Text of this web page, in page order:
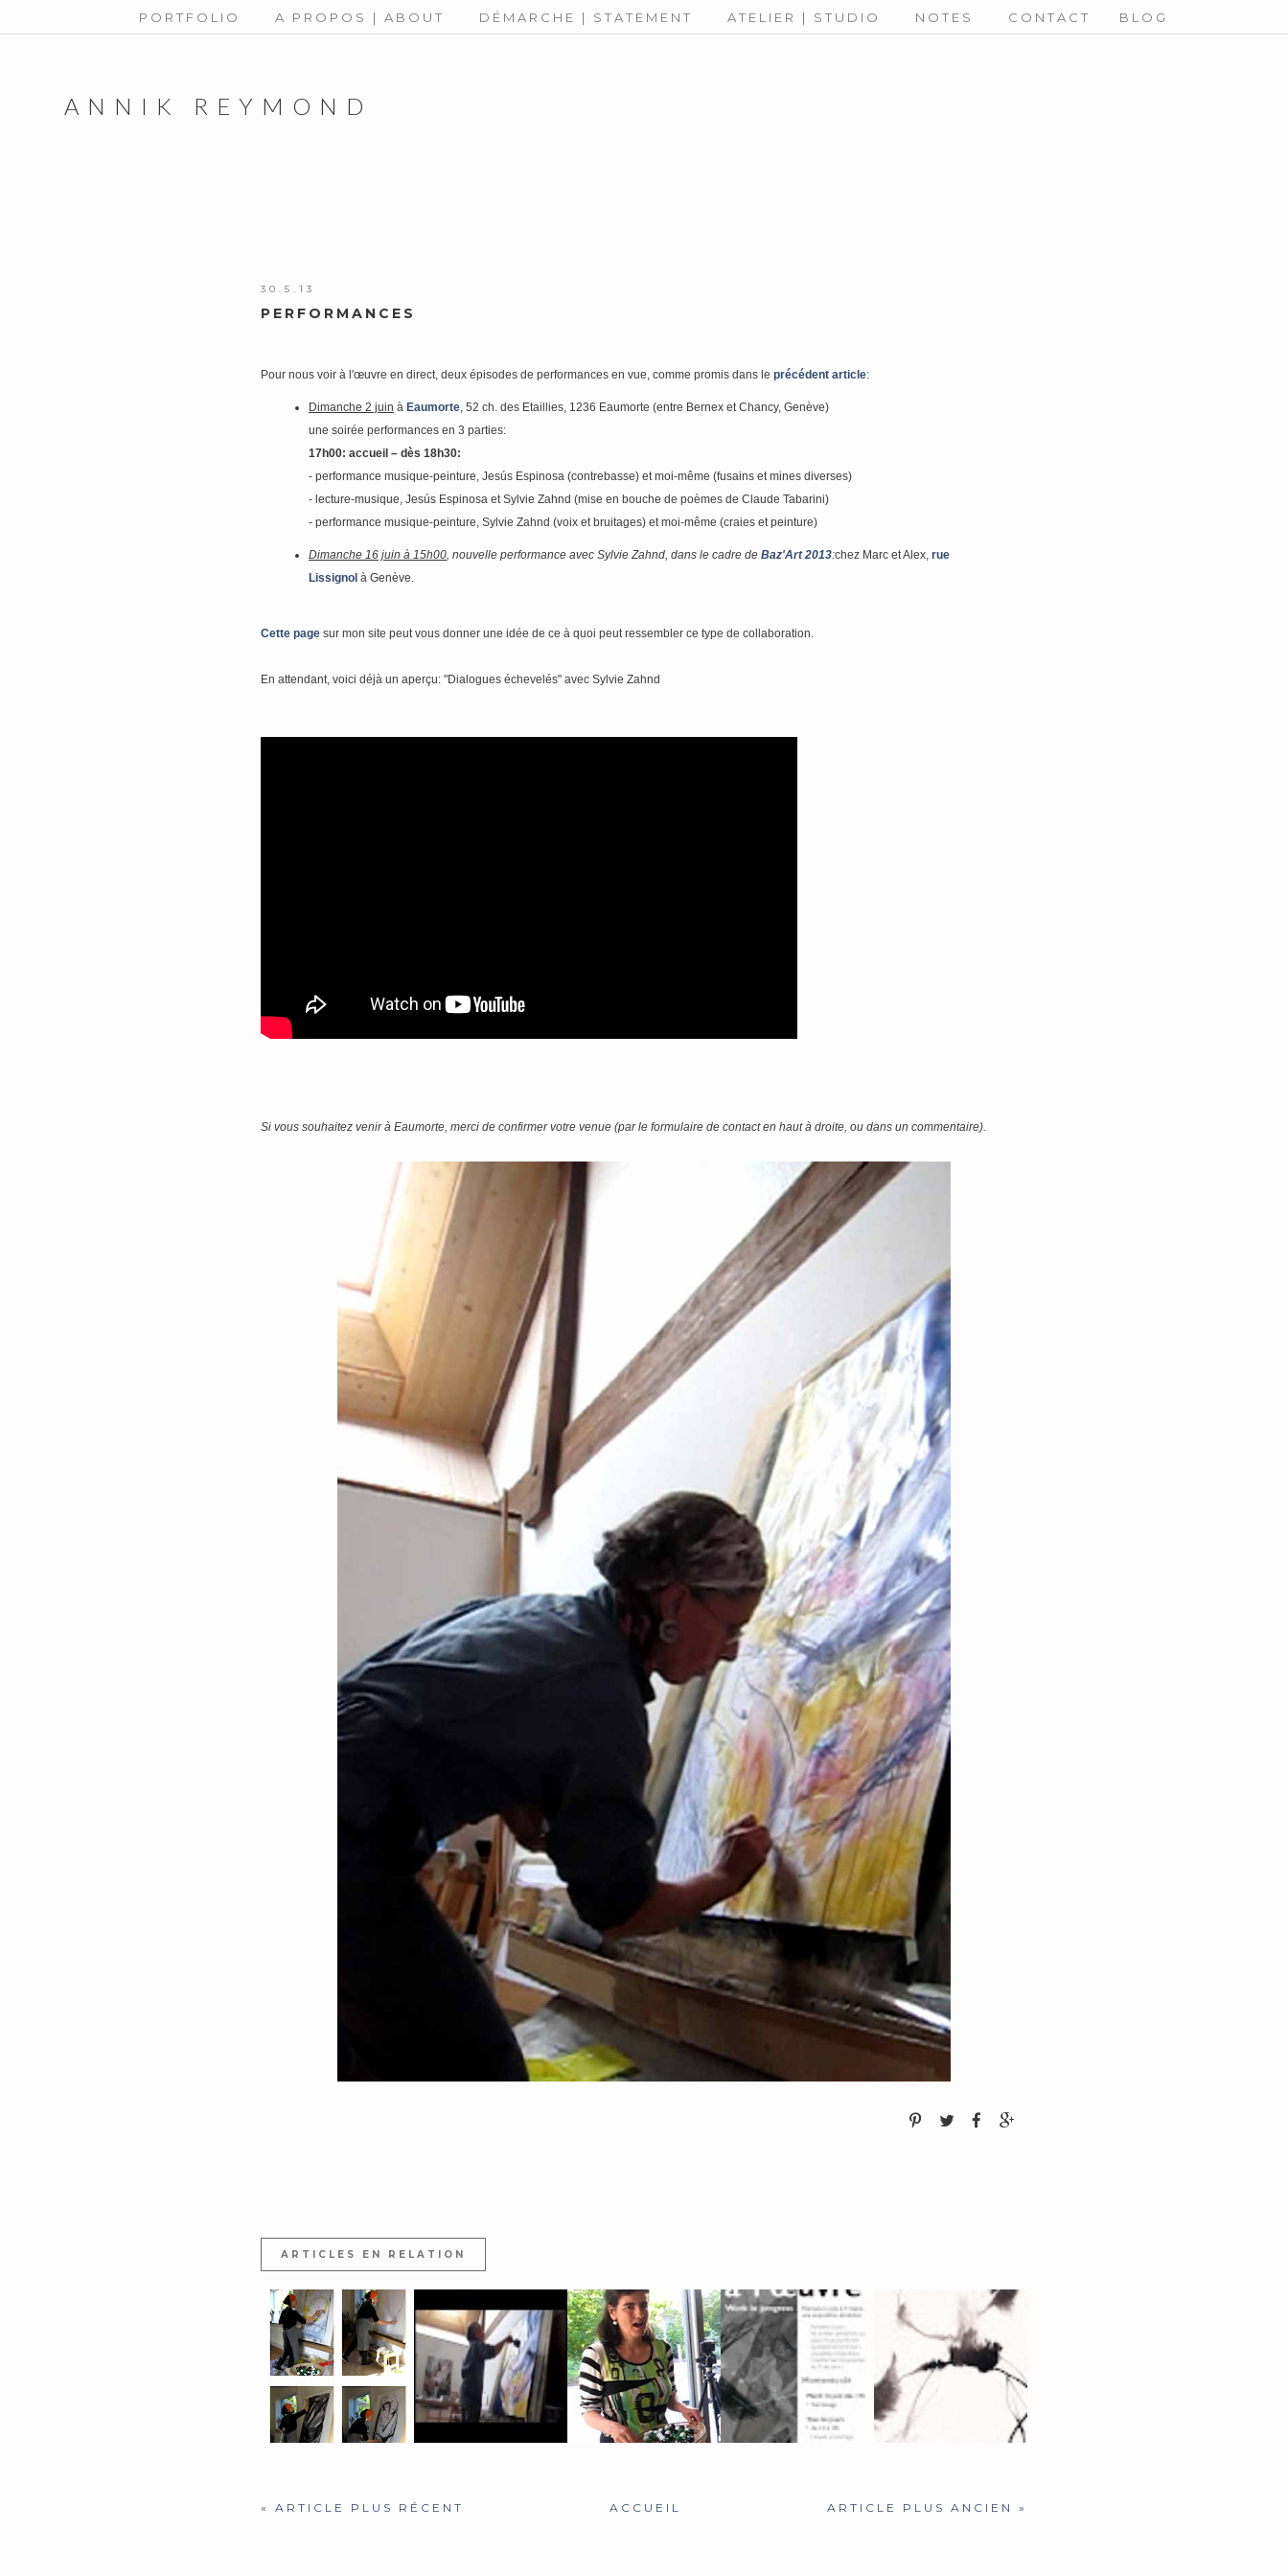
PORTFOLIO A PROPOS | ABOUT DÉMARCHE | STATEMENT ATELIER | STUDIO NOTES CONTACT BLOG
ANNIK REYMOND
30.5.13
PERFORMANCES
Pour nous voir à l'œuvre en direct, deux épisodes de performances en vue, comme promis dans le précédent article:
Dimanche 2 juin à Eaumorte, 52 ch. des Etaillies, 1236 Eaumorte (entre Bernex et Chancy, Genève)
une soirée performances en 3 parties:
17h00: accueil – dès 18h30:
- performance musique-peinture, Jesús Espinosa (contrebasse) et moi-même (fusains et mines diverses)
- lecture-musique, Jesús Espinosa et Sylvie Zahnd (mise en bouche de poèmes de Claude Tabarini)
- performance musique-peinture, Sylvie Zahnd (voix et bruitages) et moi-même (craies et peinture)
Dimanche 16 juin à 15h00, nouvelle performance avec Sylvie Zahnd, dans le cadre de Baz'Art 2013:chez Marc et Alex, rue
Lissignol à Genève.
Cette page sur mon site peut vous donner une idée de ce à quoi peut ressembler ce type de collaboration.
En attendant, voici déjà un aperçu: "Dialogues échevelés" avec Sylvie Zahnd
Si vous souhaitez venir à Eaumorte, merci de confirmer votre venue (par le formulaire de contact en haut à droite, ou dans un commentaire).
ARTICLES EN RELATION
BAZ'ART 2013, CE À
QUOI VOUS POUVEZ...
PERFORMANCES
DIALOGUES ET
CONVERSATIONS
A L'ŒUVRE, TRAVAIL IN
SITU, EXPOSIT...
ATELIERS PORTES
OUVERTES GENÈVE, 21...
« ARTICLE PLUS RÉCENT ARTICLE PLUS ANCIEN »
ACCUEIL